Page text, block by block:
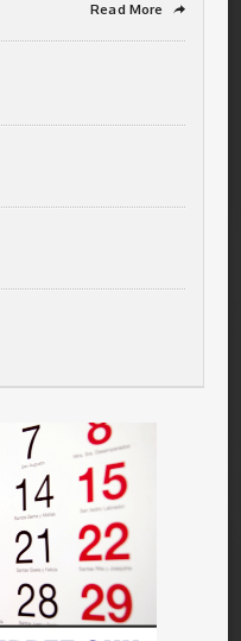
Read More ➦